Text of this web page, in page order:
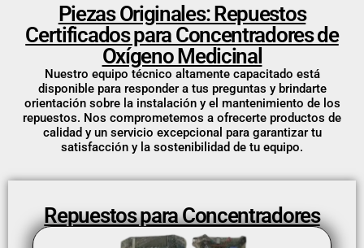
Piezas Originales: Repuestos
Certificados para Concentradores de
Oxígeno Medicinal
Nuestro equipo técnico altamente capacitado está
disponible para responder a tus preguntas y brindarte
orientación sobre la instalación y el mantenimiento de los
repuestos. Nos comprometemos a ofrecerte productos de
calidad y un servicio excepcional para garantizar tu
satisfacción y la sostenibilidad de tu equipo.
Repuestos para Concentradores